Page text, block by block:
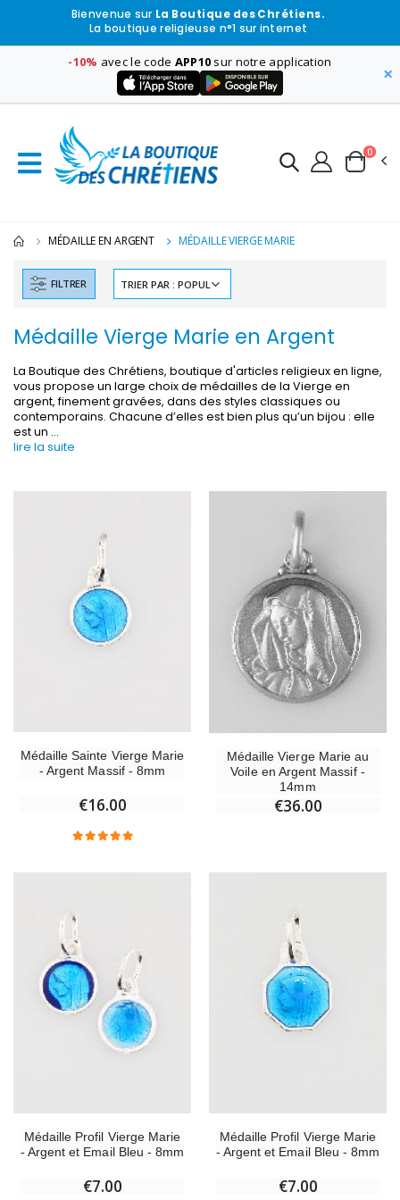
Bienvenue sur La Boutique des Chrétiens.
La boutique religieuse n°1 sur internet
-10% avec le code APP10 sur notre application
×
0
MÉDAILLE EN ARGENT MÉDAILLE VIERGE MARIE
FILTRER
Médaille Vierge Marie en Argent
La Boutique des Chrétiens, boutique d'articles religieux en ligne,
vous propose un large choix de médailles de la Vierge en
argent, finement gravées, dans des styles classiques ou
contemporains. Chacune d’elles est bien plus qu’un bijou : elle
est un ...
lire la suite
Médaille Sainte Vierge Marie
- Argent Massif - 8mm
€16.00
Médaille Vierge Marie au
Voile en Argent Massif -
14mm
€36.00
Médaille Profil Vierge Marie
- Argent et Email Bleu - 8mm
€7.00
Médaille Profil Vierge Marie
- Argent et Email Bleu - 8mm
€7.00
€6.00
€15.00 €13.50
€12.90
-30%
€10.00 €7.00
€12.00 €9.60
€9.60
€7.90